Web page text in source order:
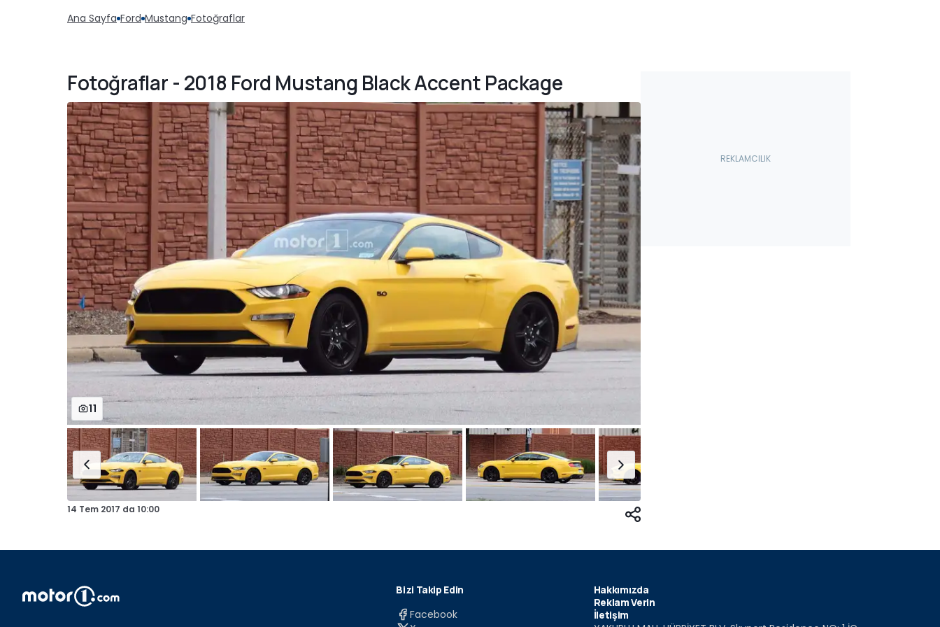
Ana Sayfa Ford Mustang Fotoğraflar
Fotoğraflar - 2018 Ford Mustang Black Accent Package
11
14 Tem 2017 da 10:00
Bizi Takip Edin
Facebook
Hakkımızda
Reklam Verin
İletişim